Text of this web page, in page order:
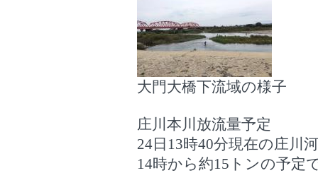
大門大橋下流域の様子
庄川本川放流量予定
24日13時40分現在の庄川
14時から約15トンの予定